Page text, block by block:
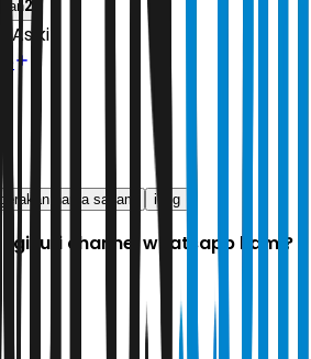
2
harga saham ihsg
channel whatsapp kami?